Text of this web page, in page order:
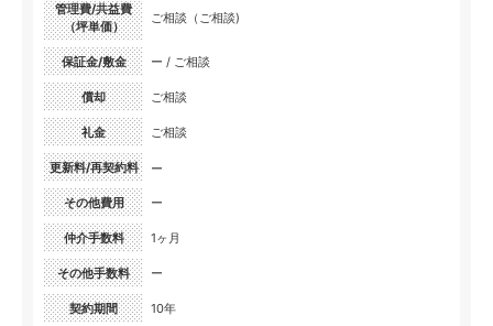
管理費/共益費
（坪単価）
ご相談（ご相談)
保証金/敷金 ー / ご相談
償却 ご相談
礼金 ご相談
更新料/再契約料 ー
その他費用 ー
仲介手数料 1ヶ月
その他手数料 ー
契約期間 10年